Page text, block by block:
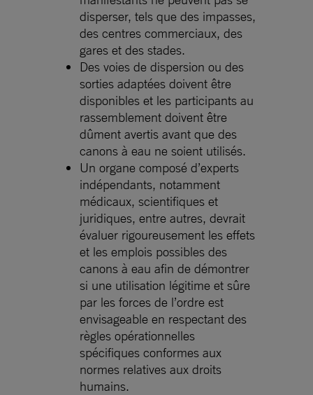
disperser, tels que des impasses,
des centres commerciaux, des
gares et des stades.
Des voies de dispersion ou des
sorties adaptées doivent être
disponibles et les participants au
rassemblement doivent être
dûment avertis avant que des
canons à eau ne soient utilisés.
Un organe composé d’experts
indépendants, notamment
médicaux, scientifiques et
juridiques, entre autres, devrait
évaluer rigoureusement les effets
et les emplois possibles des
canons à eau afin de démontrer
si une utilisation légitime et sûre
par les forces de l’ordre est
envisageable en respectant des
règles opérationnelles
spécifiques conformes aux
normes relatives aux droits
humains.